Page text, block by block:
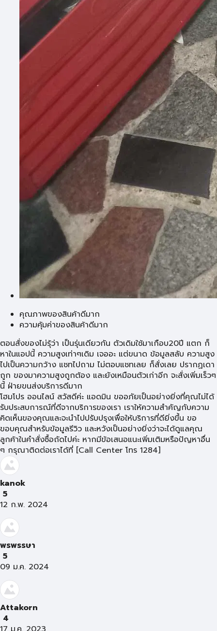
คุณภาพของสินค้าดีมาก
ความคุ้มค่าของสินค้าดีมาก
ตอนสั่งของไม่รุ้ว่า เป็นรุ่นเดียวกัน ตัวเดิมใช้มาเกือบ20ปี แตก ก็
หาในแอปนี้ ความสูงเท่าๆเดิม เจออะ แต่ขนาด ข้อมูลสลับ ความสูง
ไปเป็นความกว้าง แชทไปถาม ไม่ตอบแชทเลย ก็สั่งเลย ปรากฏเดา
ถูก ของมาความสูงถูกต้อง และยังเหมือนตัวเก่าอีก จะสั่งเพิ่มเร็วๆ
นี้ ฝ่ายขนส่งบริการดีมาก
โฮมโปร ออนไลน์ สวัสดีค่ะ แอดมิน ขออภัยเป็นอย่างยิ่งที่คุณไม่ได้
รับประสบการณ์ที่ดีจากบริการของเรา เราให้ความสำคัญกับความ
คิดเห็นของคุณและจะนำไปปรับปรุงเพื่อให้บริการที่ดียิ่งขึ้น ขอ
ขอบคุณสำหรับข้อมูลรีวิว และหวังเป็นอย่างยิ่งว่าจะได้ดูแลคุณ
ลูกค้าในคำสั่งซื้อถัดไปค่ะ หากมีข้อเสนอแนะเพิ่มเติมหรือปัญหาอื่น
ๆ กรุณาติดต่อเราได้ที่ [Call Center โทร 1284]
kanok
5
12 ก.พ. 2024
พรพรรษา
5
09 ม.ค. 2024
Attakorn
4